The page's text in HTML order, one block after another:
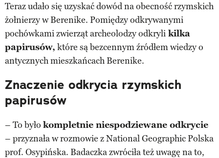
Teraz udało się uzyskać dowód na obecność rzymskich
żołnierzy w Berenike. Pomiędzy odkrywanymi
pochówkami zwierząt archeolodzy odkryli kilka
papirusów, które są bezcennym źródłem wiedzy o
antycznych mieszkańcach Berenike.
Znaczenie odkrycia rzymskich
papirusów
– To było kompletnie niespodziewane odkrycie
– przyznała w rozmowie z National Geographic Polska
prof. Osypińska. Badaczka zwróciła też uwagę na to,